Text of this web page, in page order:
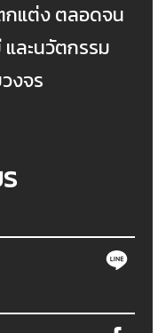
กแต่ง ตลอดจน
และนวัตกรรม
งจร